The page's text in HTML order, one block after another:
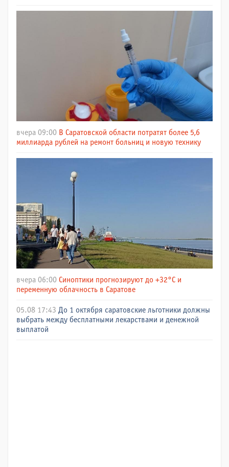
вчера 09:00 В Саратовской области потратят более 5,6
миллиарда рублей на ремонт больниц и новую технику
вчера 06:00 Синоптики прогнозируют до +32°C и
переменную облачность в Саратове
05.08 17:43 До 1 октября саратовские льготники должны
выбрать между бесплатными лекарствами и денежной
выплатой